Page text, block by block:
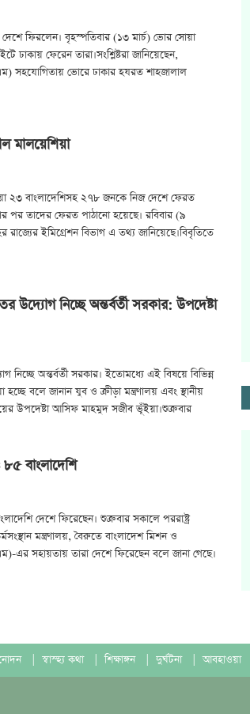
ফিরলেন। বৃহস্পতিবার (১৩ মার্চ) ভোর সোয়া
ঢাকায় ফেরেন তারা।সংশ্লিষ্টরা জানিয়েছেন,
সহযোগিতায় ভোরে ঢাকার হযরত শাহজালাল
মালয়েশিয়া
২৩ বাংলাদেশিসহ ২৭৮ জনকে নিজ দেশে ফেরত
পর তাদের ফেরত পাঠানো হয়েছে। রবিবার (৯
ইমিগ্রেশন বিভাগ এ তথ্য জানিয়েছে।বিবৃতিতে
উদ্যোগ নিচ্ছে অন্তর্বর্তী সরকার: উপদেষ্টা
নিচ্ছে অন্তর্বর্তী সরকার। ইতোমধ্যে এই বিষয়ে বিভিন্ন
হচ্ছে বলে জানান যুব ও ক্রীড়া মন্ত্রণালয় এবং স্থানীয়
উপদেষ্টা আসিফ মাহমুদ সজীব ভূঁইয়া।শুক্রবার
বাংলাদেশি
দেশে ফিরেছেন। শুক্রবার সকালে পররাষ্ট্র
মন্ত্রণালয়, বৈরুতে বাংলাদেশ মিশন ও
এর সহায়তায় তারা দেশে ফিরেছেন বলে জানা গেছে।
স্বাস্হ্য কথা শিক্ষাঙ্গন দুর্ঘটনা আবহাওয়া